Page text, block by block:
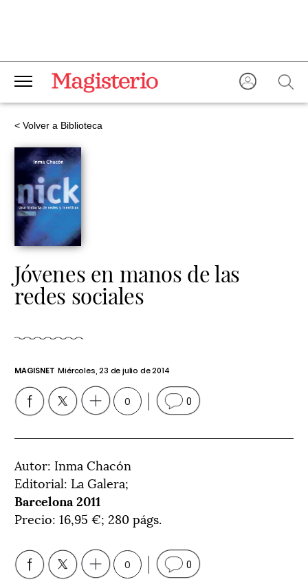
< Volver a Biblioteca
Jóvenes en manos de las
redes sociales
MAGISNET Miércoles, 23 de julio de 2014
0 0
Autor: Inma Chacón
Editorial: La Galera;
Barcelona 2011
Precio: 16,95 €; 280 págs.
0 0